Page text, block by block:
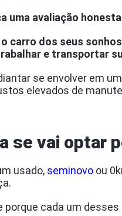
uma avaliação
carro dos seus
e transportar
se envolver em
elevados de
se vai optar
usado, seminovo ou
porque cada um